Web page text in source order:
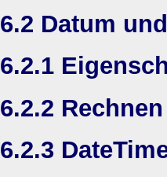
6.2 Datum
6.2.1
6.2.2
6.2.3